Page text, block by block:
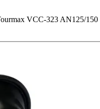
VCC-323 AN125/150